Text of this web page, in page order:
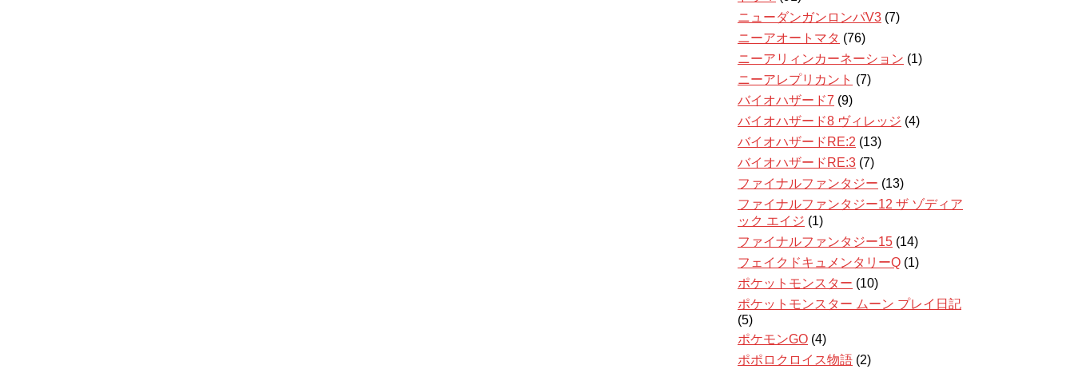
ニューダンガンロンパV3 (7)
ニーアオートマタ (76)
ニーアリィンカーネーション (1)
ニーアレプリカント (7)
バイオハザード7 (9)
バイオハザード8 ヴィレッジ (4)
バイオハザードRE:2 (13)
バイオハザードRE:3 (7)
ファイナルファンタジー (13)
ファイナルファンタジー12 ザ ゾディア
ック エイジ (1)
ファイナルファンタジー15 (14)
フェイクドキュメンタリーQ (1)
ポケットモンスター (10)
ポケットモンスター ムーン プレイ日記
(5)
ポケモンGO (4)
ポポロクロイス物語 (2)